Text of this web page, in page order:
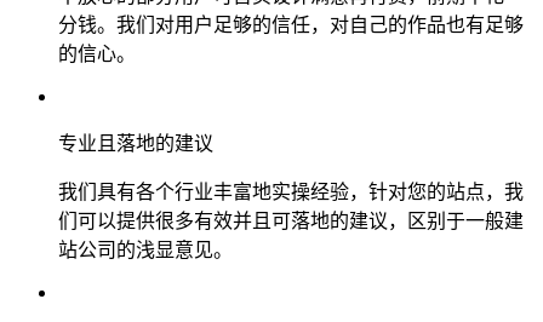
分钱。我们对用户足够的信任，对自己的作品也有足够
的信心。
专业且落地的建议
我们具有各个行业丰富地实操经验，针对您的站点，我
们可以提供很多有效并且可落地的建议，区别于一般建
站公司的浅显意见。